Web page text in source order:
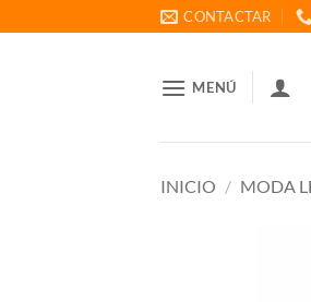
al
CONTACTAR
MENÚ
INICIO / MODA